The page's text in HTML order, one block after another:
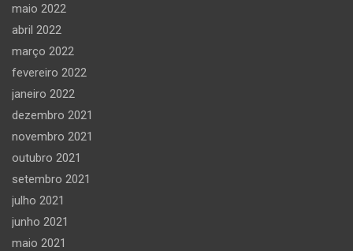
maio 2022
abril 2022
março 2022
fevereiro 2022
janeiro 2022
dezembro 2021
novembro 2021
outubro 2021
setembro 2021
julho 2021
junho 2021
maio 2021